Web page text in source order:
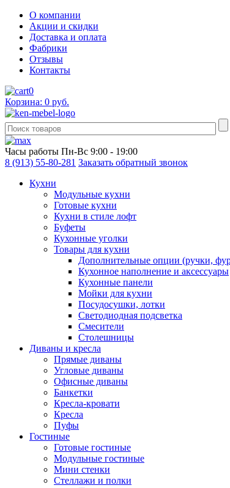
О компании
Акции и скидки
Доставка и оплата
Фабрики
Отзывы
Контакты
0
Корзина: 0 руб.
Часы работы Пн-Вс 9:00 - 19:00
8 (913) 55-80-281 Заказать обратный звонок
Кухни
Модульные кухни
Готовые кухни
Кухни в стиле лофт
Буфеты
Кухонные уголки
Товары для кухни
Дополнительные опции (ручки,
Кухонное наполнение и аксессуары
Кухонные панели
Мойки для кухни
Посудосушки, лотки
Светодиодная подсветка
Смесители
Столешницы
Диваны и кресла
Прямые диваны
Угловые диваны
Офисные диваны
Банкетки
Кресла-кровати
Кресла
Пуфы
Гостиные
Готовые гостиные
Модульные гостиные
Мини стенки
Стеллажи и полки